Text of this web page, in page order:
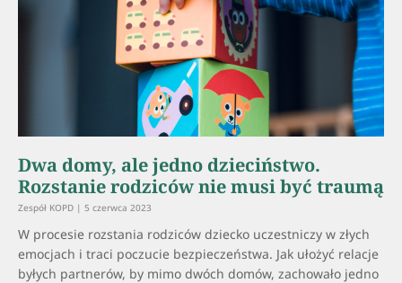
Dwa domy, ale jedno dzieciństwo.
Rozstanie rodziców nie musi być traumą
Zespół KOPD 5 czerwca 2023
W procesie rozstania rodziców dziecko uczestniczy w złych
emocjach i traci poczucie bezpieczeństwa. Jak ułożyć relacje
byłych partnerów, by mimo dwóch domów, zachowało jedno